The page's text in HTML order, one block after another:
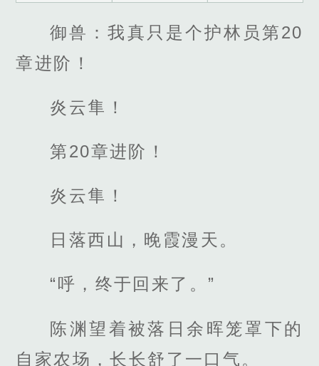
御兽：我真只是个护林员第20
章进阶！
炎云隼！
第20章进阶！
炎云隼！
日落西山，晚霞漫天。
“呼，终于回来了。”
陈渊望着被落日余晖笼罩下的
自家农场，长长舒了一口气。